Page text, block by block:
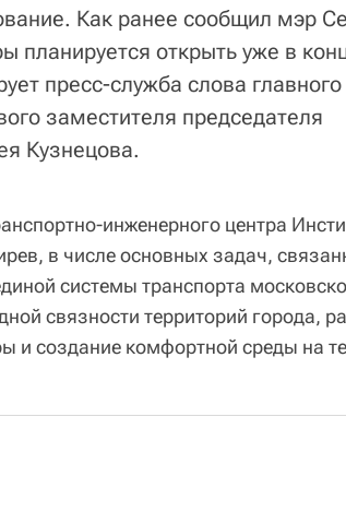
Как ранее сообщил мэр
планируется открыть уже в
пресс-служба слова главного
заместителя председателя
Кузнецова.
инженерного центра
в числе основных задач,
системы транспорта
связности территорий города,
и создание комфортной среды на